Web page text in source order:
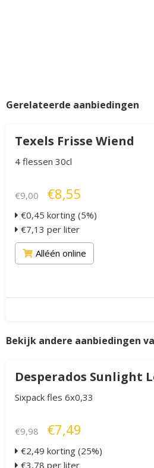
Gerelateerde aanbiedingen
Texels Frisse Wiend
4 flessen 30cl
€9,00 €8,55
€0,45 korting (5%)
€7,13 per liter
Alléén online
Bekijk andere aanbiedingen
Desperados Sunlight
Sixpack fles 6x0,33
€9,98 €7,49
€2,49 korting (25%)
€3,78 per liter